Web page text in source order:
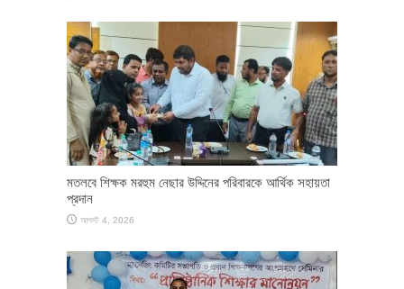
মতলবে শিক্ষক মরহুম নেছার উদ্দিনের পরিবারকে আর্থিক সহায়তা
প্রদান
আগস্ট 4, 2026